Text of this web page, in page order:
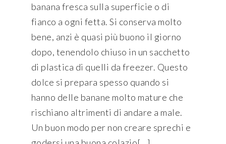
banana fresca sulla superficie o di
fianco a ogni fetta. Si conserva molto
bene, anzi è quasi più buono il giorno
dopo, tenendolo chiuso in un sacchetto
di plastica di quelli da freezer. Questo
dolce si prepara spesso quando si
hanno delle banane molto mature che
rischiano altrimenti di andare a male.
Un buon modo per non creare sprechi e